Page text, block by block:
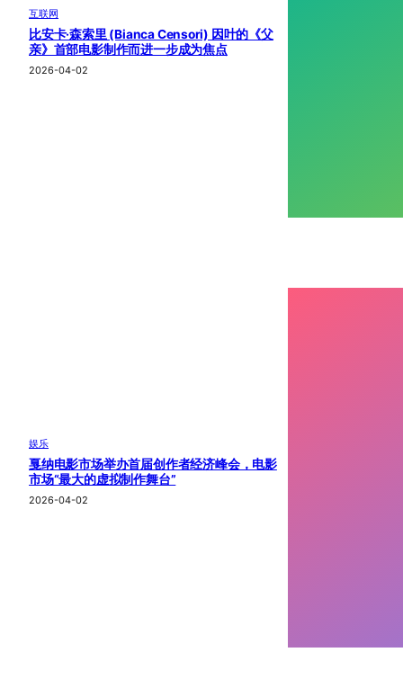
互联网
比安卡·森索里 (Bianca Censori) 因叶的《父
亲》首部电影制作而进一步成为焦点
2026-04-02
娱乐
戛纳电影市场举办首届创作者经济峰会，电影
市场“最大的虚拟制作舞台”
2026-04-02